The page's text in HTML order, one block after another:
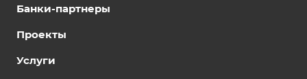
Банки-партнеры
Проекты
Услуги